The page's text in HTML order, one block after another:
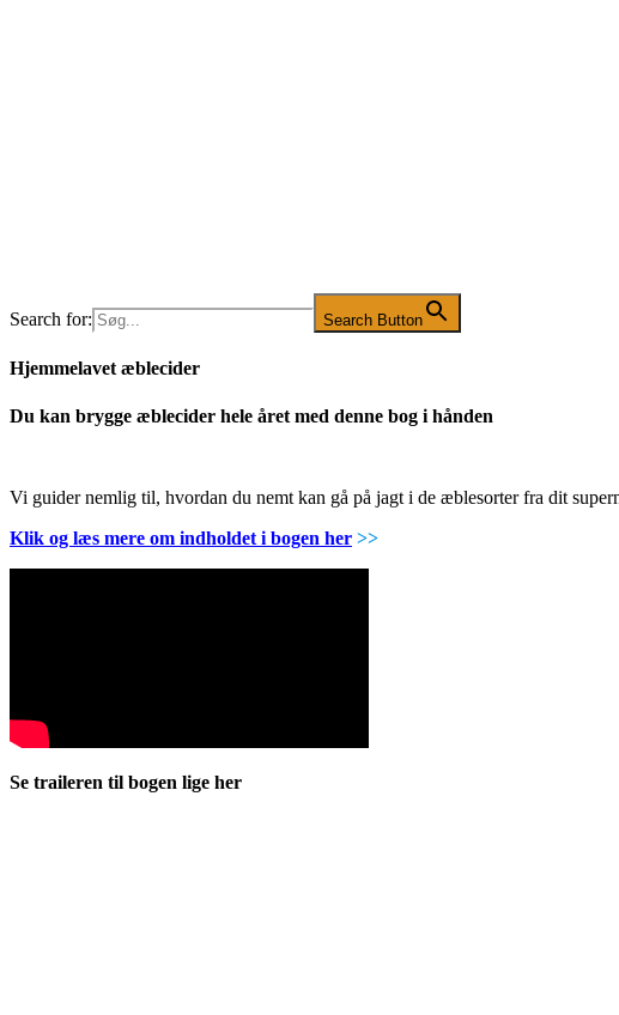
Search for: Search Button
Hjemmelavet æblecider
Du kan brygge æblecider hele året med denne bog i hånden
Vi guider nemlig til, hvordan du nemt kan gå på jagt i de æblesorter fra dit
Klik og læs mere om indholdet i bogen her >>
Se traileren til bogen lige her